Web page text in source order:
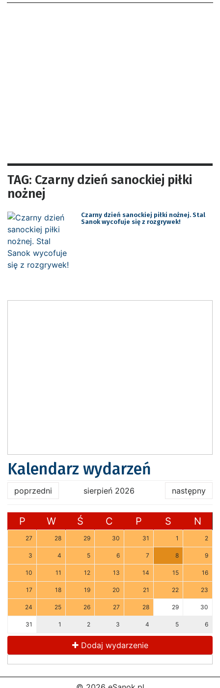
TAG: Czarny dzień sanockiej piłki
nożnej
Czarny dzień sanockiej piłki nożnej. Stal
Sanok wycofuje się z rozgrywek!
Kalendarz wydarzeń
poprzedni sierpień 2026 następny
P W Ś C P S N
27 28 29 30 31 1 2
3 4 5 6 7 8 9
10 11 12 13 14 15 16
17 18 19 20 21 22 23
24 25 26 27 28 29 30
31 1 2 3 4 5 6
Dodaj wydarzenie